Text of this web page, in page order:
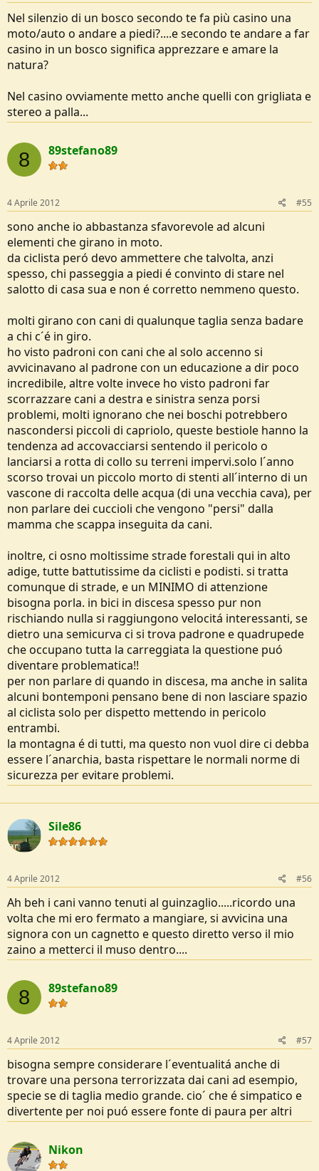
Nel silenzio di un bosco secondo te fa più casino una
moto/auto o andare a piedi?....e secondo te andare a far
casino in un bosco significa apprezzare e amare la
natura?
Nel casino ovviamente metto anche quelli con grigliata e
stereo a palla...
8 89stefano89
4 Aprile 2012 #55
sono anche io abbastanza sfavorevole ad alcuni
elementi che girano in moto.
da ciclista peró devo ammettere che talvolta, anzi
spesso, chi passeggia a piedi é convinto di stare nel
salotto di casa sua e non é corretto nemmeno questo.
molti girano con cani di qualunque taglia senza badare
a chi c´é in giro.
ho visto padroni con cani che al solo accenno si
avvicinavano al padrone con un educazione a dir poco
incredibile, altre volte invece ho visto padroni far
scorrazzare cani a destra e sinistra senza porsi
problemi, molti ignorano che nei boschi potrebbero
nascondersi piccoli di capriolo, queste bestiole hanno la
tendenza ad accovacciarsi sentendo il pericolo o
lanciarsi a rotta di collo su terreni impervi.solo l´anno
scorso trovai un piccolo morto di stenti all´interno di un
vascone di raccolta delle acqua (di una vecchia cava), per
non parlare dei cuccioli che vengono "persi" dalla
mamma che scappa inseguita da cani.
inoltre, ci osno moltissime strade forestali qui in alto
adige, tutte battutissime da ciclisti e podisti. si tratta
comunque di strade, e un MINIMO di attenzione
bisogna porla. in bici in discesa spesso pur non
rischiando nulla si raggiungono velocitá interessanti, se
dietro una semicurva ci si trova padrone e quadrupede
che occupano tutta la carreggiata la questione puó
diventare problematica!!
per non parlare di quando in discesa, ma anche in salita
alcuni bontemponi pensano bene di non lasciare spazio
al ciclista solo per dispetto mettendo in pericolo
entrambi.
la montagna é di tutti, ma questo non vuol dire ci debba
essere l´anarchia, basta rispettare le normali norme di
sicurezza per evitare problemi.
Sile86
4 Aprile 2012 #56
Ah beh i cani vanno tenuti al guinzaglio.....ricordo una
volta che mi ero fermato a mangiare, si avvicina una
signora con un cagnetto e questo diretto verso il mio
zaino a metterci il muso dentro....
8 89stefano89
4 Aprile 2012 #57
bisogna sempre considerare l´eventualitá anche di
trovare una persona terrorizzata dai cani ad esempio,
specie se di taglia medio grande. cio´ che é simpatico e
divertente per noi puó essere fonte di paura per altri
Nikon